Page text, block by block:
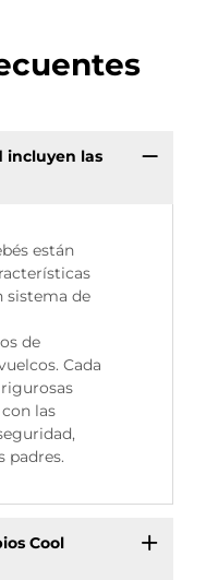
incluyen las
están
sistema de
de
Cada
las
padres.
Cool